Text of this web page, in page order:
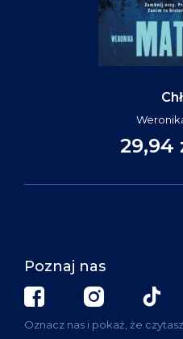
29,94
Poznaj nas
Oznacz nas i pokaż, że czytasz